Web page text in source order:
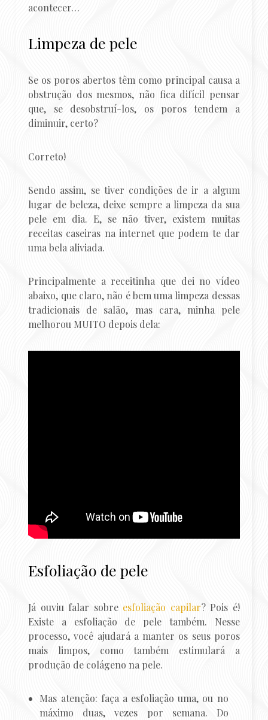
acontecer…
Limpeza de pele
Se os poros abertos têm como principal causa a
obstrução dos mesmos, não fica difícil pensar
que, se desobstruí-los, os poros tendem a
diminuir, certo?
Correto!
Sendo assim, se tiver condições de ir a algum
lugar de beleza, deixe sempre a limpeza da sua
pele em dia. E, se não tiver, existem muitas
receitas caseiras na internet que podem te dar
uma bela aliviada.
Principalmente a receitinha que dei no vídeo
abaixo, que claro, não é bem uma limpeza dessas
tradicionais de salão, mas cara, minha pele
melhorou MUITO depois dela:
Esfoliação de pele
Já ouviu falar sobre esfoliação capilar? Pois é!
Existe a esfoliação de pele também. Nesse
processo, você ajudará a manter os seus poros
mais limpos, como também estimulará a
produção de colágeno na pele.
Mas atenção: faça a esfoliação uma, ou no
máximo duas, vezes por semana. Do